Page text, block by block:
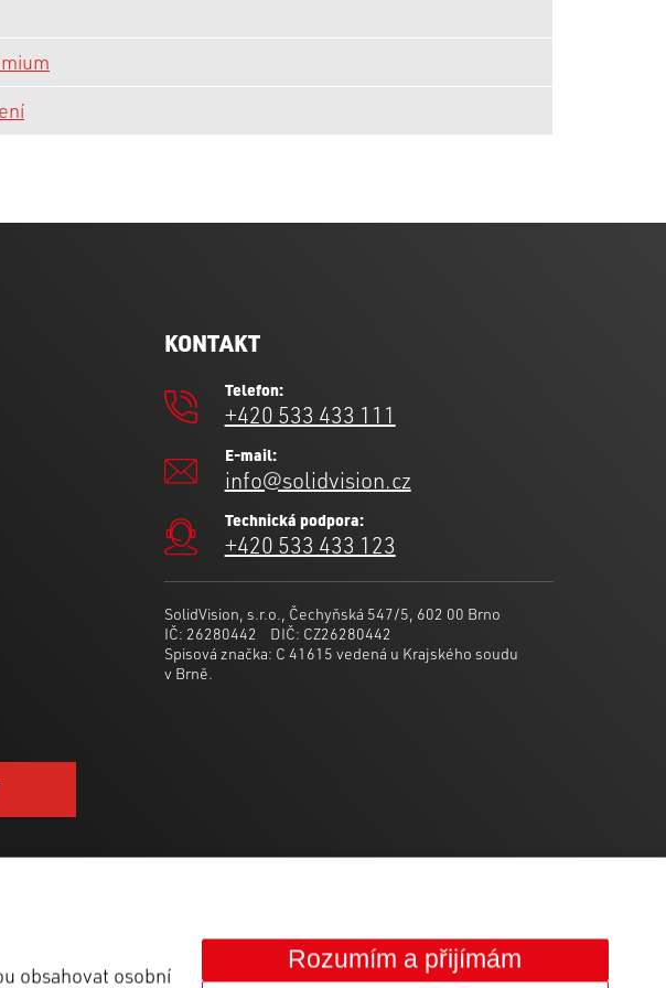
KONTAKT
Telefon:
+420 533 433 111
E-mail:
info@solidvision.cz
Technická podpora:
+420 533 433 123
SolidVision, s.r.o., Čechyňská 547/5, 602 00 Brno
IČ: 26280442 DIČ: CZ26280442
Spisová značka: C 41615 vedená u Krajského soudu
v Brně.
obsahovat osobní
Rozumím a přijímám